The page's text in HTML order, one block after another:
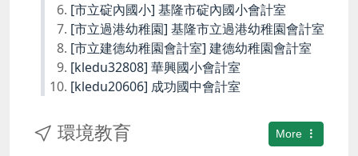
[市立碇內國小] 基隆市碇內國小會計室
[市立過港幼稚園] 基隆市立過港幼稚園會計室
[市立建德幼稚園會計室] 建德幼稚園會計室
[kledu32808] 華興國小會計室
[kledu20606] 成功國中會計室
More
環境教育